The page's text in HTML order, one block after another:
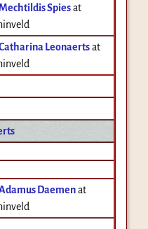
Spies at
Leonaerts at
Daemen at